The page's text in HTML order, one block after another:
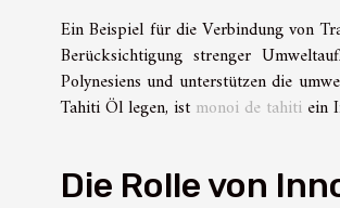
Ein Beispiel für die Verbindung von
Berücksichtigung strenger
Polynesiens und unterstützen die
Tahiti Öl legen, ist monoi de tahiti ein
Die Rolle von